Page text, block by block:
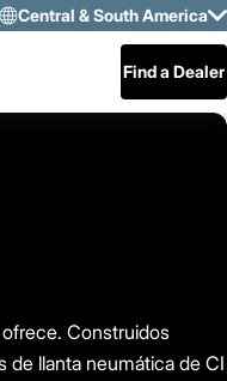
Central & South America
Select Region
US/CAN
Find a Dealer
Construidos
de llanta neumática de CI